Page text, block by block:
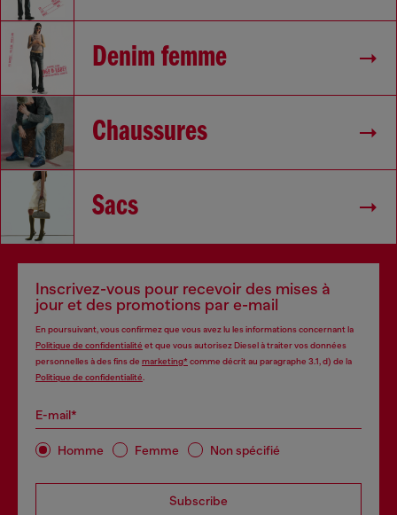
Denim femme
Chaussures
Sacs
Inscrivez-vous pour recevoir des mises à
jour et des promotions par e-mail
En poursuivant, vous confirmez que vous avez lu les informations concernant la
Politique de confidentialité et que vous autorisez Diesel à traiter vos données
personnelles à des fins de marketing*comme décrit au paragraphe 3.1, d) de la
Politique de confidentialité
E-mail*
Homme Femme Non spécifié
Subscribe